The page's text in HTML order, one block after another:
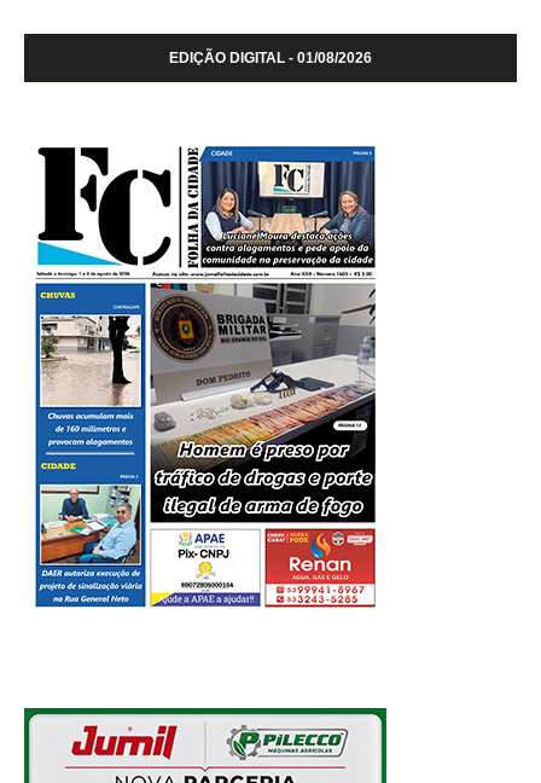
EDIÇÃO DIGITAL - 01/08/2026